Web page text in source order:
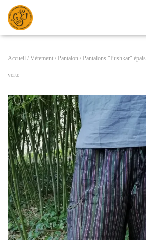
Accueil / Vétement / Pantalon / Pantalons "Pushkar" épais
verte